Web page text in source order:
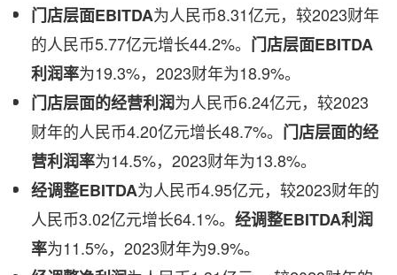
门店层面EBITDA为人民币8.31亿元，较2023财年
的人民币5.77亿元增长44.2%。 门店层面EBITDA
利润率为19.3%，2023财年为18.9%。
门店层面的经营利润为人民币6.24亿元，较2023
财年的人民币4.20亿元增长48.7%。 门店层面的经
营利润率为14.5%，2023财年为13.8%。
经调整EBITDA为人民币4.95亿元，较2023财年的
人民币3.02亿元增长64.1%。 经调整EBITDA利润
率为11.5%，2023财年为9.9%。